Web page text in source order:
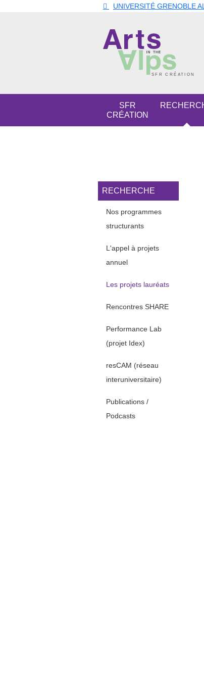
UNIVERSITÉ GRENOBLE
Navigation principale
SFR
CRÉATION
Navigation
RECHERCHE
Nos programmes
structurants
L'appel à projets
annuel
Les projets lauréats
Rencontres SHARE
Performance Lab
(projet Idex)
resCAM (réseau
interuniversitaire)
Publications /
Podcasts